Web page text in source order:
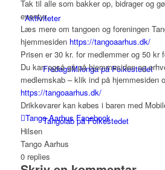
Aktiviteter
FredagsMilonga på Folkestedet
Tangolab på Folkestedet
Tak til alle som bakker op, bidrager og
eventyr.
Læs mere om tangoen og foreningen
hjemmesiden https://tangoaarhus.dk/
Prisen er 30 kr. for medlemmer og 50 kr
Du kan også gå på hjemmesiden og
medlemskab – klik ind på hjemmesiden
https://tangoaarhus.dk/
Drikkevarer kan købes i baren med
Tango Aarhus Facebook
Hilsen
Tango Aarhus
0 replies